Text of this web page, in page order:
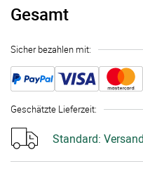
Gesamt
Sicher bezahlen mit:
Geschätzte Lieferzeit:
Standard: